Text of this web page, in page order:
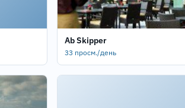
Ab Skipper
33 просм./день